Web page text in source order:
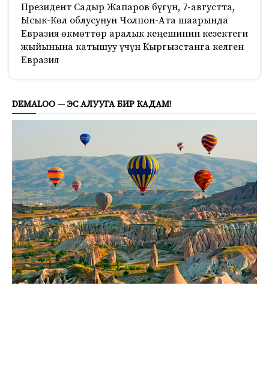
Президент Садыр Жапаров бүгүн, 7-августта,
Ысык-Көл облусунун Чолпон-Ата шаарында
Евразия өкмөттөр аралык кеңешинин кезектеги
жыйынына катышуу үчүн Кыргызстанга келген
Евразия
DEMALOO — ЭС АЛУУГА БИР КАДАМ!